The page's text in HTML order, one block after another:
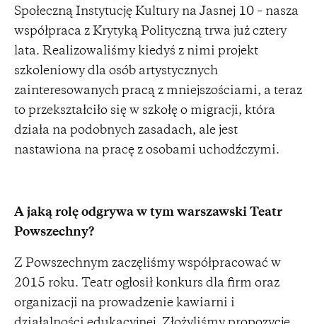
Społeczną Instytucję Kultury na Jasnej 10 – nasza
współpraca z Krytyką Polityczną trwa już cztery
lata. Realizowaliśmy kiedyś z nimi projekt
szkoleniowy dla osób artystycznych
zainteresowanych pracą z mniejszościami, a teraz
to przekształciło się w szkołę o migracji, która
działa na podobnych zasadach, ale jest
nastawiona na pracę z osobami uchodźczymi.
A jaką rolę odgrywa w tym warszawski Teatr
Powszechny?
Z Powszechnym zaczęliśmy współpracować w
2015 roku. Teatr ogłosił konkurs dla firm oraz
organizacji na prowadzenie kawiarni i